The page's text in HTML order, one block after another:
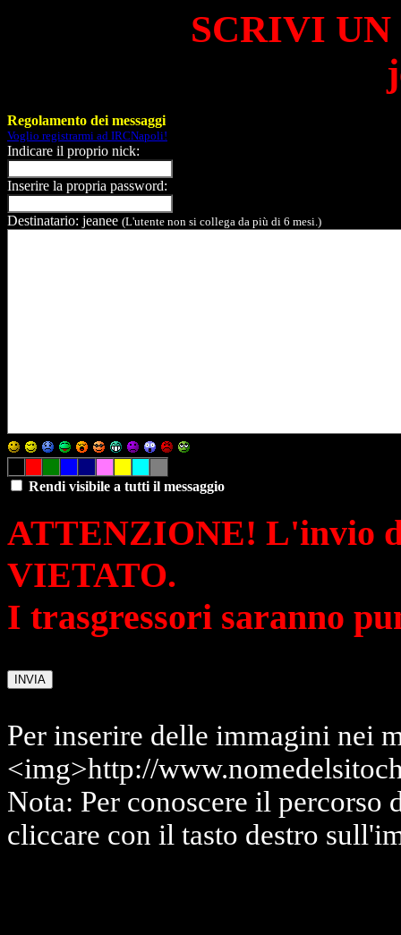
SCRIVI
Regolamento dei messaggi
Voglio registrarmi ad IRCNapoli!
Indicare il proprio nick:
Inserire la propria password:
Destinatario: jeanee (L'utente non si collega da più di 6 mesi.)
Rendi visibile a tutti il messaggio
ATTENZIONE! L'invio
VIETATO.
I trasgressori saranno
Per inserire delle immagini nei
<img>http://
Nota: Per conoscere il percorso
cliccare con il tasto destro